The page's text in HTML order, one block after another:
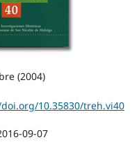
(2004)
10.35830/treh.vi40
09-07